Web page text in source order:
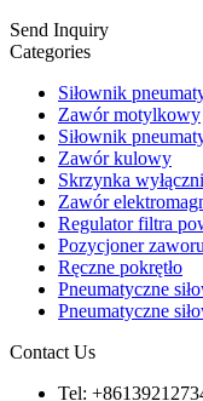
Send Inquiry
Categories
Siłownik
Zawór motylkowy
Siłownik
Zawór kulowy
Skrzynka
Zawór
Regulator filtra
Pozycjoner
Ręczne pokrętło
Pneumatyczne
Pneumatyczne
Contact Us
Tel: